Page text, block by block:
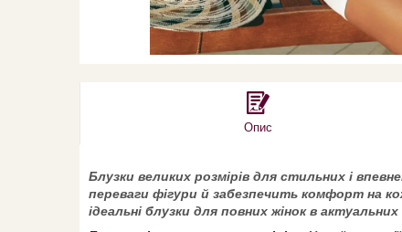
Опис
Блузки великих розмірів для стильних і
переваги фігури й забезпечить комфорт на
ідеальні блузки для повних жінок в